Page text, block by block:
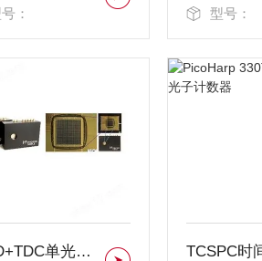
： 型号：
SPAD+TDC单光子计数阵列相机PF32